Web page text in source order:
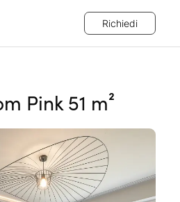
Richiedi
Pink 51 m²